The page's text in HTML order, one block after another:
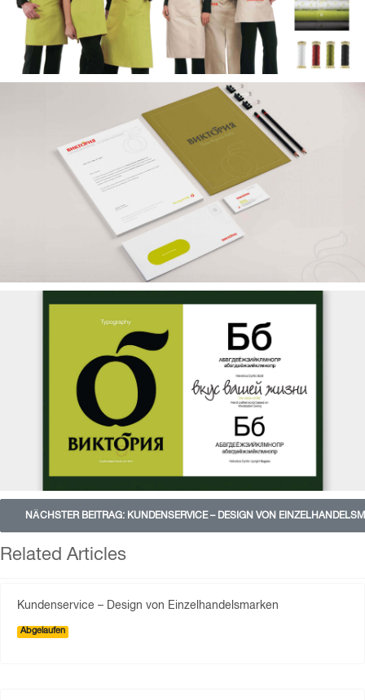
NÄCHSTER BEITRAG: KUNDENSERVICE – DESIGN VON
Related Articles
Kundenservice – Design von Einzelhandelsmarken
Abgelaufen